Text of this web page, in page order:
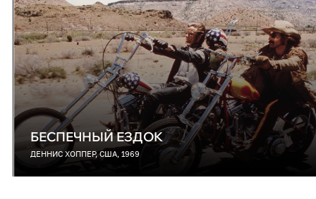
БЕСПЕЧНЫЙ ЕЗДОК
ДЕННИС ХОППЕР, США, 1969